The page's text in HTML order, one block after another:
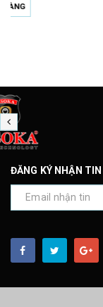
ĐĂNG KÝ NHẬN TIN